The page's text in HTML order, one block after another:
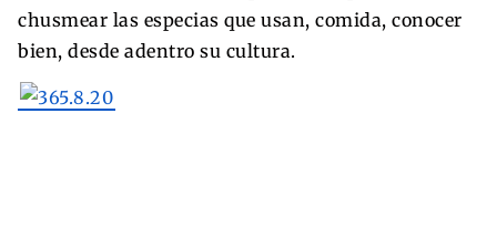
chusmear las especias que usan, comida, conocer
bien, desde adentro su cultura.